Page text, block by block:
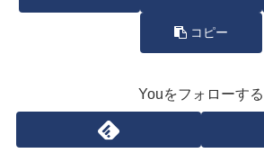
コピー
Youをフォローする